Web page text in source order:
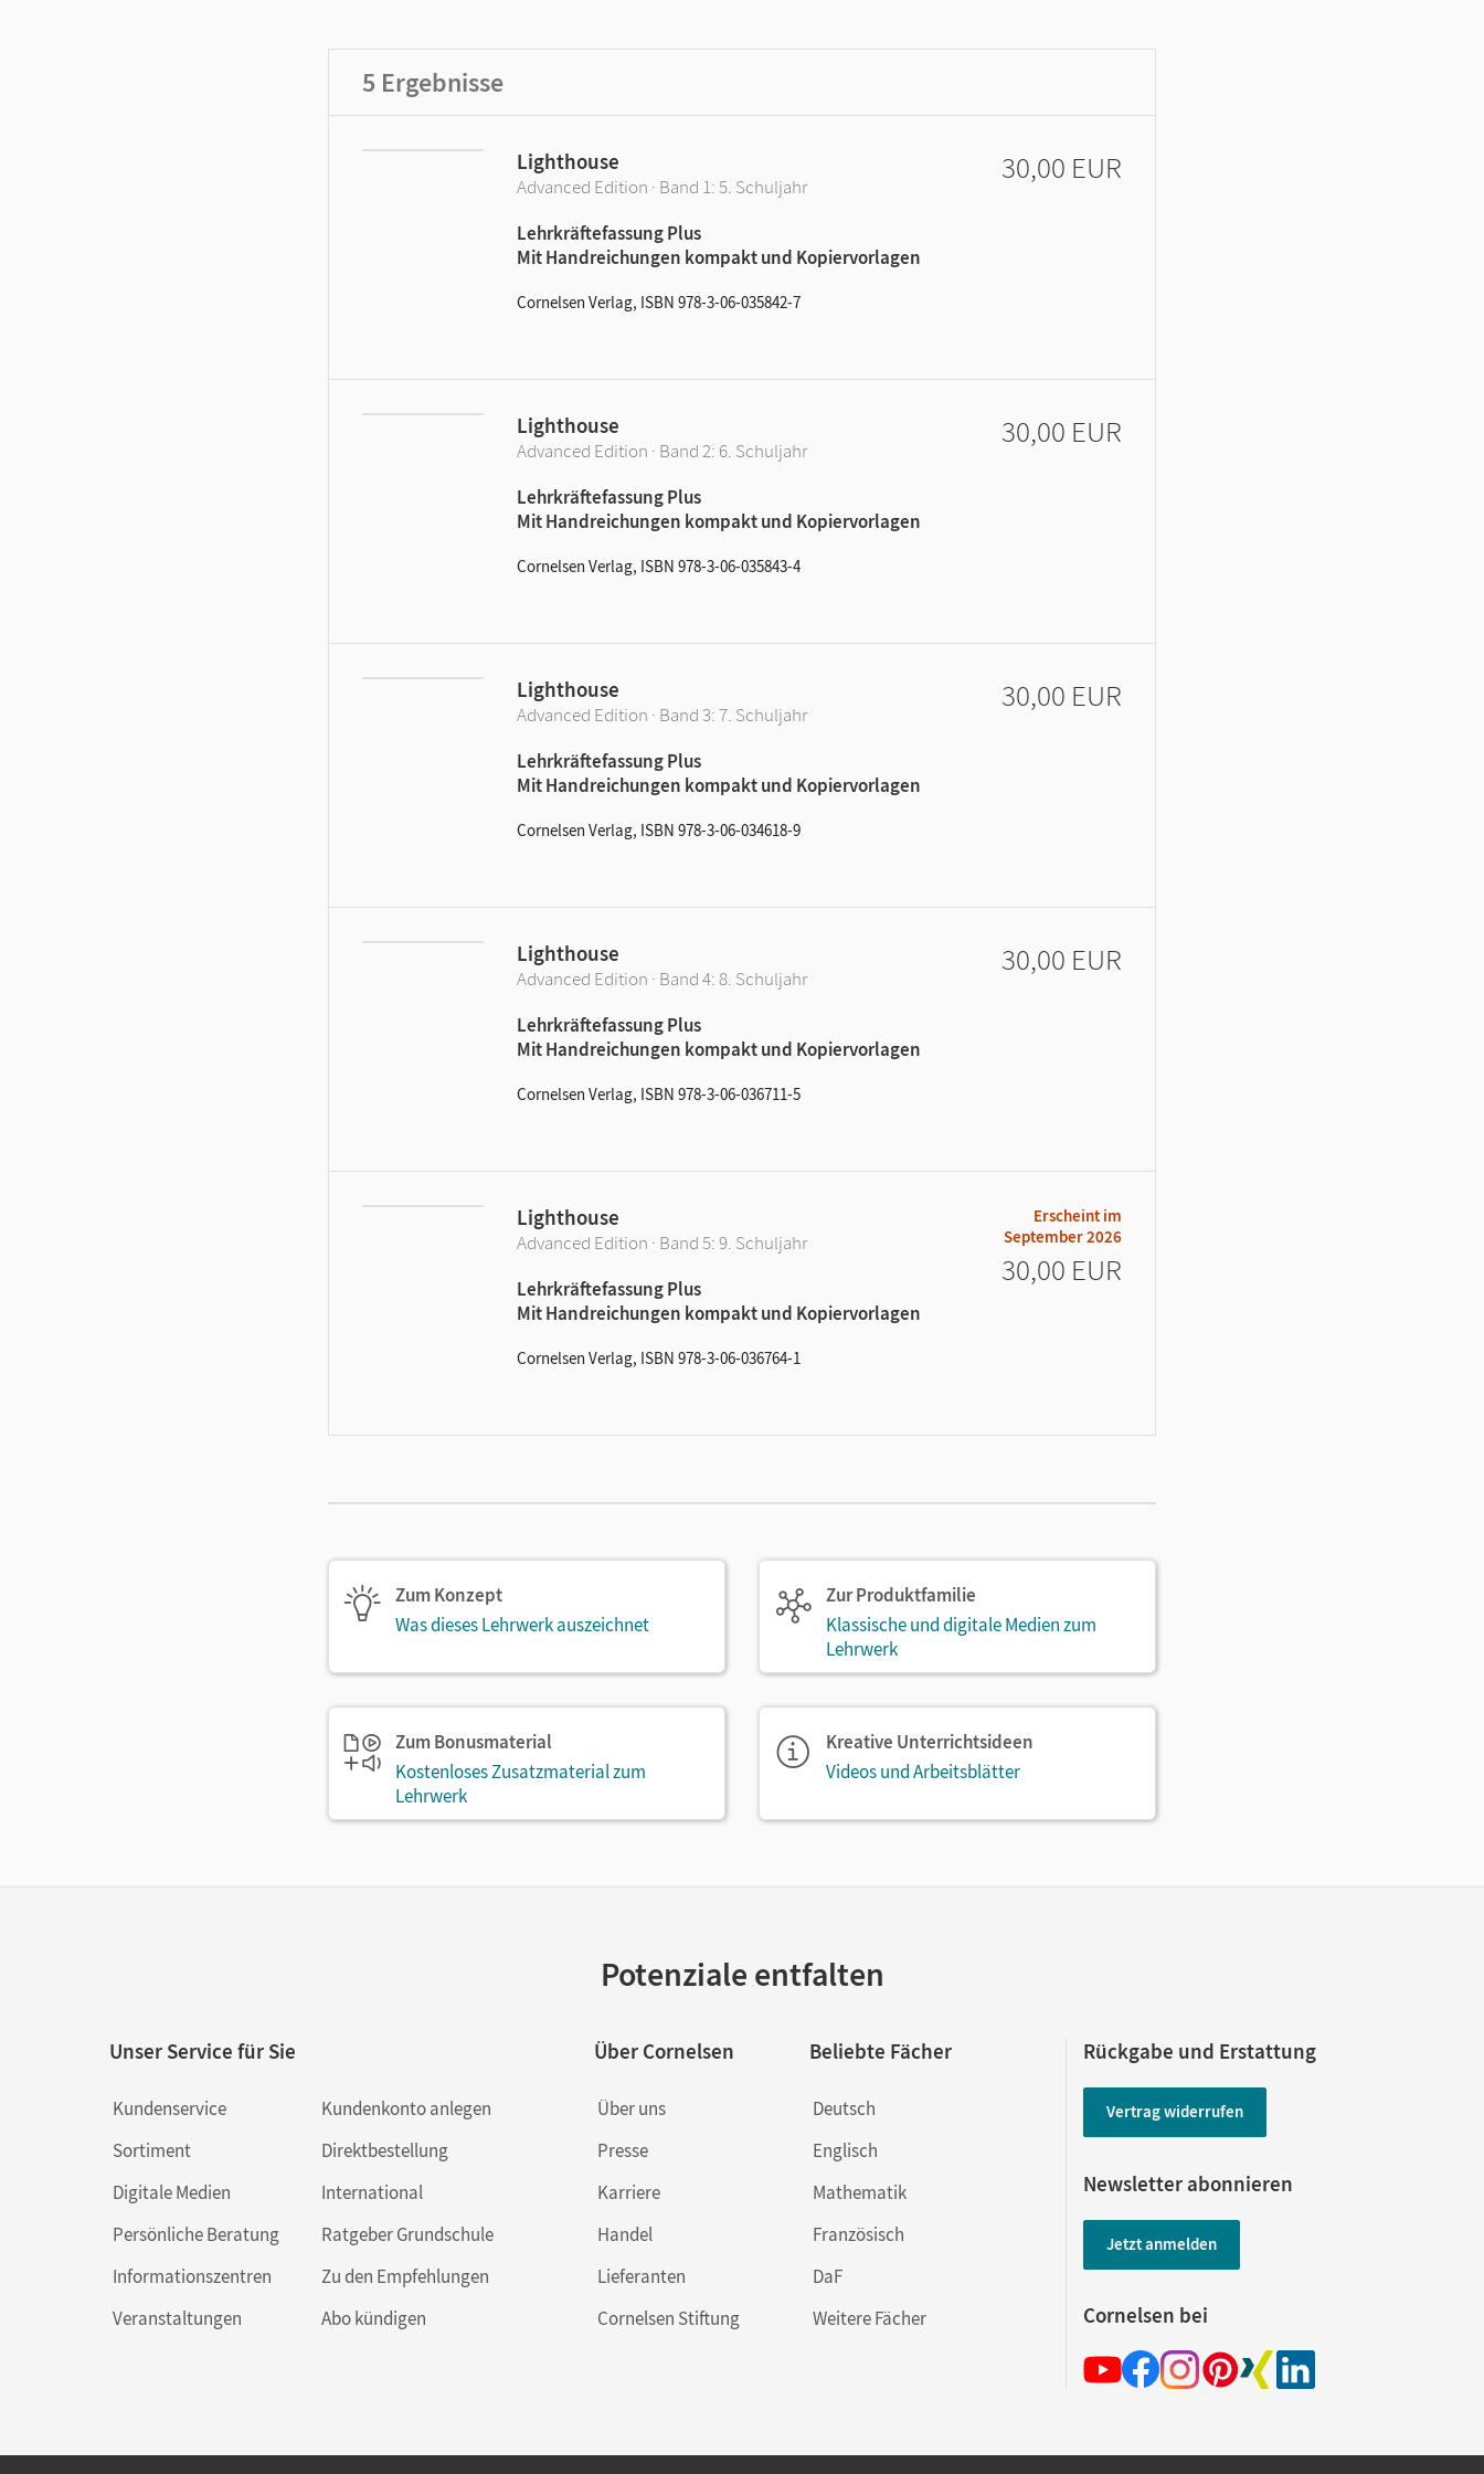
5 Ergebnisse
Lighthouse
Advanced Edition · Band 1: 5. Schuljahr
Lehrkräftefassung Plus
Mit Handreichungen kompakt und Kopiervorlagen
Cornelsen Verlag, ISBN 978-3-06-035842-7
30,00 EUR
Lighthouse
Advanced Edition · Band 2: 6. Schuljahr
Lehrkräftefassung Plus
Mit Handreichungen kompakt und Kopiervorlagen
Cornelsen Verlag, ISBN 978-3-06-035843-4
30,00 EUR
Lighthouse
Advanced Edition · Band 3: 7. Schuljahr
Lehrkräftefassung Plus
Mit Handreichungen kompakt und Kopiervorlagen
Cornelsen Verlag, ISBN 978-3-06-034618-9
30,00 EUR
Lighthouse
Advanced Edition · Band 4: 8. Schuljahr
Lehrkräftefassung Plus
Mit Handreichungen kompakt und Kopiervorlagen
Cornelsen Verlag, ISBN 978-3-06-036711-5
30,00 EUR
Lighthouse
Advanced Edition · Band 5: 9. Schuljahr
Lehrkräftefassung Plus
Mit Handreichungen kompakt und Kopiervorlagen
Cornelsen Verlag, ISBN 978-3-06-036764-1
Erscheint im
September 2026
30,00 EUR
Zum Konzept
Was dieses Lehrwerk auszeichnet
Zur Produktfamilie
Klassische und digitale Medien zum
Lehrwerk
Zum Bonusmaterial
Kostenloses Zusatzmaterial zum
Lehrwerk
Kreative Unterrichtsideen
Videos und Arbeitsblätter
Potenziale entfalten
Unser Service für Sie
Kundenservice
Sortiment
Digitale Medien
Persönliche Beratung
Informationszentren
Veranstaltungen
Kundenkonto anlegen
Direktbestellung
International
Ratgeber Grundschule
Zu den Empfehlungen
Abo kündigen
Über Cornelsen
Über uns
Presse
Karriere
Handel
Lieferanten
Cornelsen Stiftung
Beliebte Fächer
Deutsch
Englisch
Mathematik
Französisch
DaF
Weitere Fächer
Rückgabe und Erstattung
Vertrag widerrufen
Newsletter abonnieren
Jetzt anmelden
Cornelsen bei